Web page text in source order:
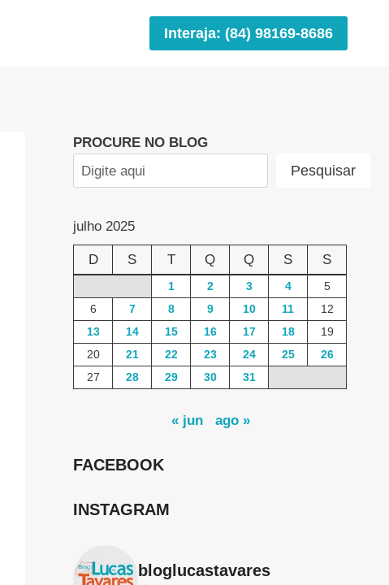
Interaja: (84) 98169-8686
PROCURE NO BLOG
Pesquisar
julho 2025
D S T Q Q S S
1 2 3 4
5
6
7 8 9 10 11
12
13
14 15 16 17 18
19
20
21 22 23 24 25
26
27
28 29 30 31
« jun ago »
FACEBOOK
INSTAGRAM
bloglucastavares